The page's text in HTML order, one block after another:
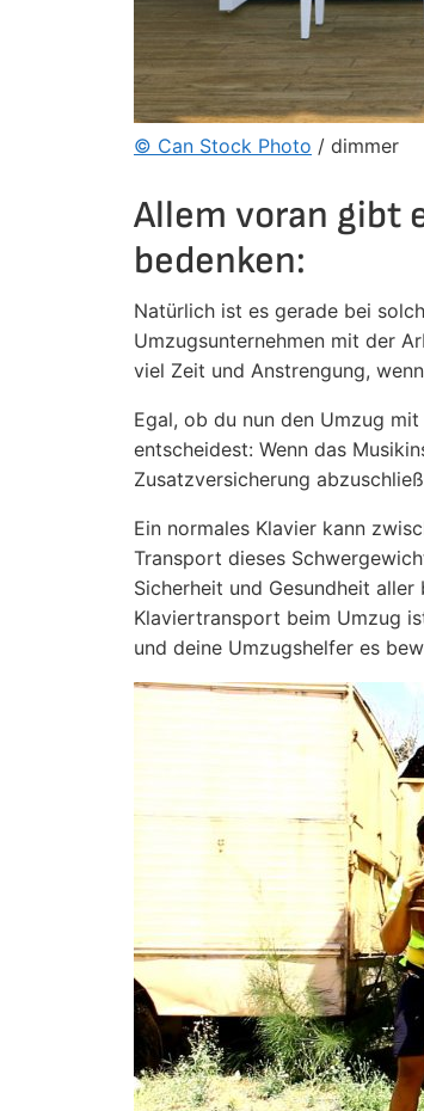
© Can Stock Photo / dimmer
Allem voran gibt
bedenken:
Natürlich ist es gerade bei
Umzugsunternehmen mit der
viel Zeit und Anstrengung,
Egal, ob du nun den Umzug
entscheidest: Wenn das
Zusatzversicherung
Ein normales Klavier kann
Transport dieses
Sicherheit und Gesundheit
Klaviertransport beim Umzug
und deine Umzugshelfer es